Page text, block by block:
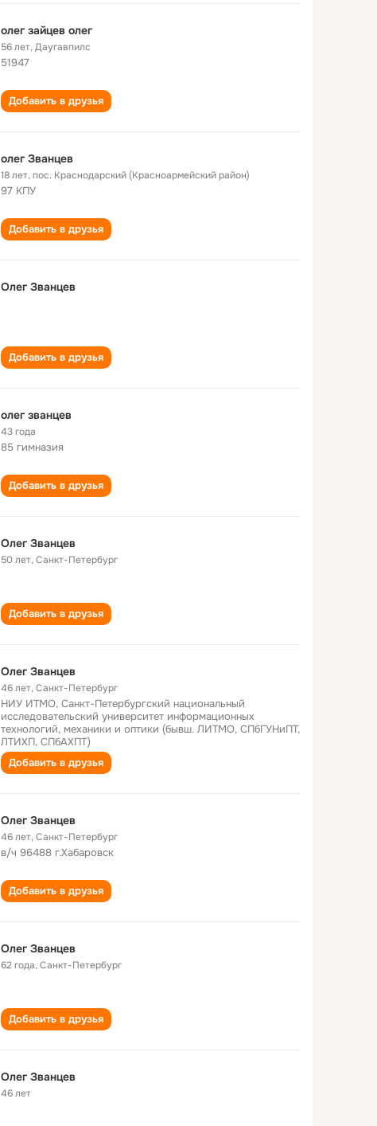
олег зайцев олег
56 лет,Даугавпилс
51947
Добавить в друзья
олег Званцев
18 лет,пос. Краснодарский (Красноармейский район)
97 КПУ
Добавить в друзья
Олег Званцев
Добавить в друзья
олег званцев
43 года
85 гимназия
Добавить в друзья
Олег Званцев
50 лет,Санкт-Петербург
Добавить в друзья
Олег Званцев
46 лет,Санкт-Петербург
НИУ ИТМО, Санкт-Петербургский национальный
исследовательский университет информационных
технологий, механики и оптики (бывш. ЛИТМО, СПбГУНиПТ,
ЛТИХП, СПбАХПТ)
Добавить в друзья
Олег Званцев
46 лет,Санкт-Петербург
в/ч 96488 г.Хабаровск
Добавить в друзья
Олег Званцев
62 года,Санкт-Петербург
Добавить в друзья
Олег Званцев
46 лет